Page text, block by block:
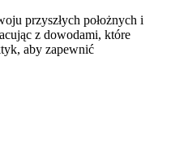
przyszłych położnych i
z dowodami, które
aby zapewnić